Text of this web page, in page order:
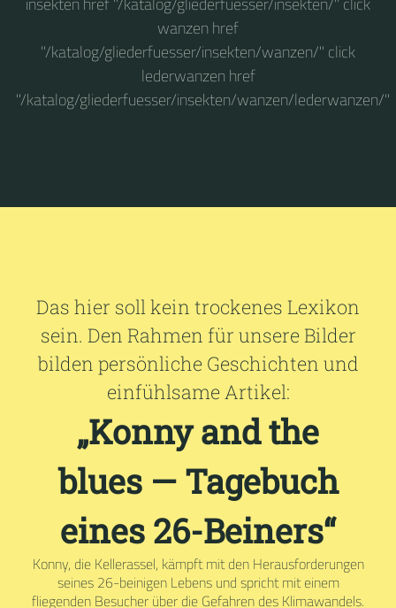
wanzen href
"/katalog/gliederfuesser/insekten/wanzen/" click
lederwanzen href
"/katalog/gliederfuesser/insekten/wanzen/lederwanzen/"
Das hier soll kein trockenes Lexikon
sein. Den Rahmen für unsere Bilder
bilden persönliche Geschichten und
einfühlsame Artikel:
„Konny and the
blues — Tagebuch
eines 26-Beiners“
Konny, die Kellerassel, kämpft mit den Herausforderungen
seines 26-beinigen Lebens und spricht mit einem
fliegenden Besucher über die Gefahren des Klimawandels.